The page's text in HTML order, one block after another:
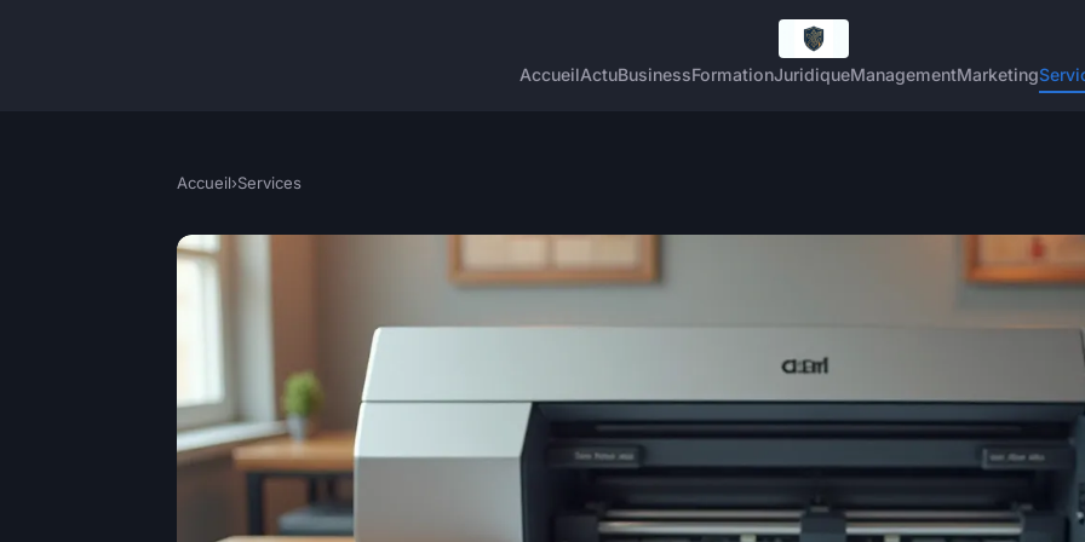
AccueilActuBusinessFormationJuridiqueManagementMarketing
Accueil›Services